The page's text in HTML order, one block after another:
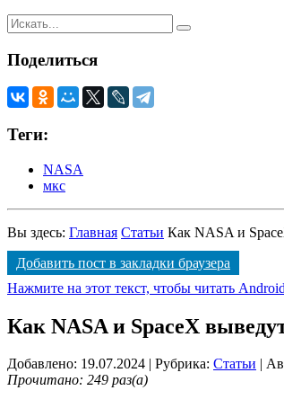
Поделиться
Теги:
NASA
мкс
Вы здесь: Главная Статьи Как NASA и
Добавить пост в закладки браузера
Нажмите на этот текст, чтобы читать
Как NASA и SpaceX
Добавлено: 19.07.2024 | Рубрика: Статьи |
Прочитано: 249 раз(а)